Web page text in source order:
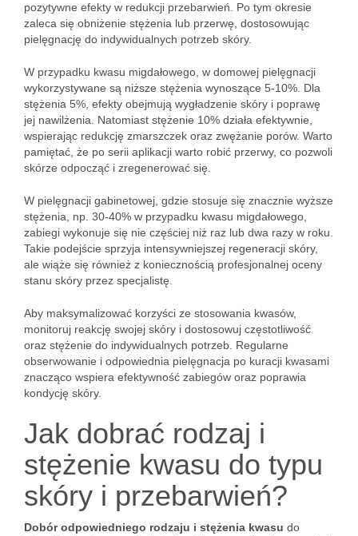
pozytywne efekty w redukcji przebarwień. Po tym okresie
zaleca się obniżenie stężenia lub przerwę, dostosowując
pielęgnację do indywidualnych potrzeb skóry.
W przypadku kwasu migdałowego, w domowej pielęgnacji
wykorzystywane są niższe stężenia wynoszące 5-10%. Dla
stężenia 5%, efekty obejmują wygładzenie skóry i poprawę
jej nawilżenia. Natomiast stężenie 10% działa efektywnie,
wspierając redukcję zmarszczek oraz zwężanie porów. Warto
pamiętać, że po serii aplikacji warto robić przerwy, co pozwoli
skórze odpocząć i zregenerować się.
W pielęgnacji gabinetowej, gdzie stosuje się znacznie wyższe
stężenia, np. 30-40% w przypadku kwasu migdałowego,
zabiegi wykonuje się nie częściej niż raz lub dwa razy w roku.
Takie podejście sprzyja intensywniejszej regeneracji skóry,
ale wiąże się również z koniecznością profesjonalnej oceny
stanu skóry przez specjalistę.
Aby maksymalizować korzyści ze stosowania kwasów,
monitoruj reakcję swojej skóry i dostosowuj częstotliwość
oraz stężenie do indywidualnych potrzeb. Regularne
obserwowanie i odpowiednia pielęgnacja po kuracji kwasami
znacząco wspiera efektywność zabiegów oraz poprawia
kondycję skóry.
Jak dobrać rodzaj i
stężenie kwasu do typu
skóry i przebarwień?
Dobór odpowiedniego rodzaju i stężenia kwasu do